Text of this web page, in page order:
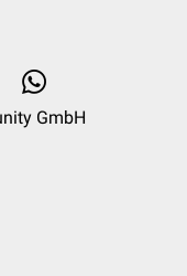
GmbH